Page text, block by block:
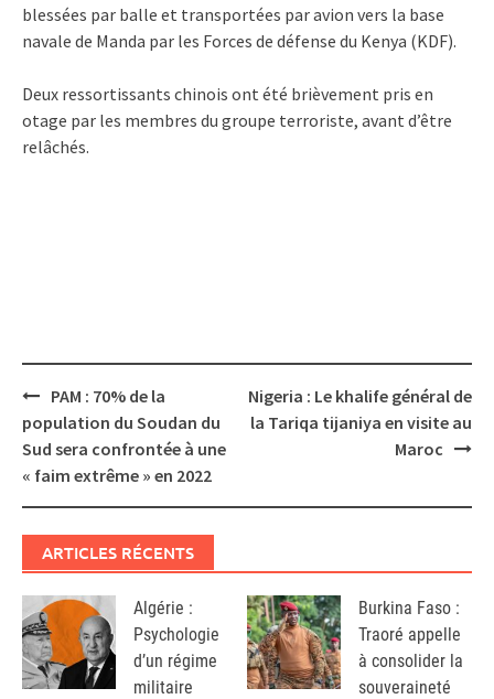
blessées par balle et transportées par avion vers la base
navale de Manda par les Forces de défense du Kenya (KDF).
Deux ressortissants chinois ont été brièvement pris en
otage par les membres du groupe terroriste, avant d’être
relâchés.
Post
navigation
PAM : 70% de la
population du Soudan du
Sud sera confrontée à une
« faim extrême » en 2022
Nigeria : Le khalife général de
la Tariqa tijaniya en visite au
Maroc
ARTICLES RÉCENTS
Algérie :
Psychologie
d’un régime
militaire
Burkina Faso :
Traoré appelle
à consolider la
souveraineté